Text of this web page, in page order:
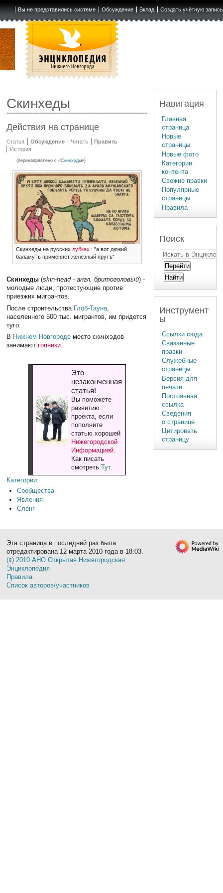
Вы не представились системе Обсуждение Вклад Создать учётную запись
Скинхеды
Действия на странице
Статья Обсуждение Читать
Править
История
(перенаправлено с «Скинхэды»)
Скинхеды на русских лубках : "а вот дюжий
баламутъ применяет железный прутъ"
Скинхеды (skin-head - англ. бритоголовый) -
молодые люди, протестующие против
приезжих мигрантов.
После строительства Глоб-Тауна
населенного 500 тыс. мигрантов, им придется
туго.
В Нижнем Новгороде место скинхэдов
занимаютгопники.
Это
незаконченная
статья!
Вы поможете
развитию
проекта, если
пополните
статью хорошей
Нижегородской
Информацией.
Как писать
смотреть Тут.
Категории:
Сообщества
Явления
Сленг
Навигация
Главная
страница
Новые
страницы
Новые фото
Категории
контента
Свежие правки
Популярные
страницы
Правила
Поиск
Инструмент
ы
Ссылки сюда
Связанные
правки
Служебные
страницы
Версия для
печати
Постоянная
ссылка
Сведения
о странице
Цитировать
страницу
Эта страница в последний раз была
отредактирована 12 марта 2010 года в 18:03.
(¢) 2010 АНО Открытая Нижегородская
Энциклопедия
Правила
Список авторов/участников